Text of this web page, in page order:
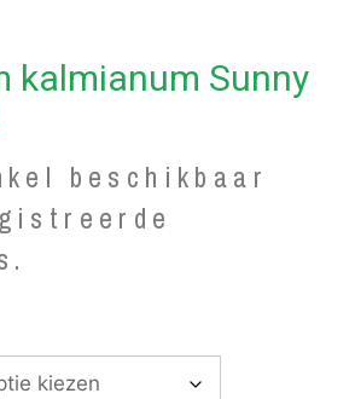
kalmianum Sunny
beschikbaar